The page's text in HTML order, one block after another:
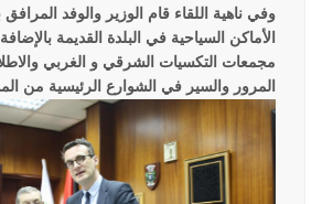
وفي ناهية اللقاء قام الوزير والوفد
الأماكن السياحية في البلدة القديمة
مجمعات التكسيات الشرقي و الغربي
المرور والسير في الشوارع الرئيسية من